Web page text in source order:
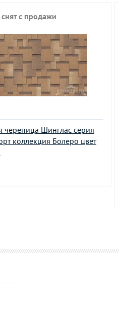
черепица Шинглас серия
коллекция Болеро цвет
с продажи